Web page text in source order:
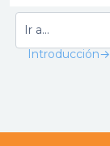
→
Introducción